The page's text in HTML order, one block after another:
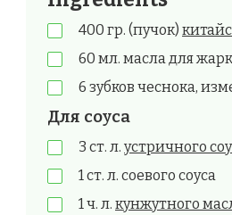
400 гр. (пучок)
60 мл. масла для
6 зубков чеснока,
Для соуса
3 ст. л. устричного
1 ст. л. соевого соуса
1 ч. л. кунжутного